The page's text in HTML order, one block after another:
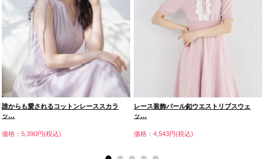
誰からも愛されるコットンレーススカラ
ッ…
価格：5,390円(税込)
レース装飾パール釦ウエストリブスウェ
ッ…
価格：4,543円(税込)